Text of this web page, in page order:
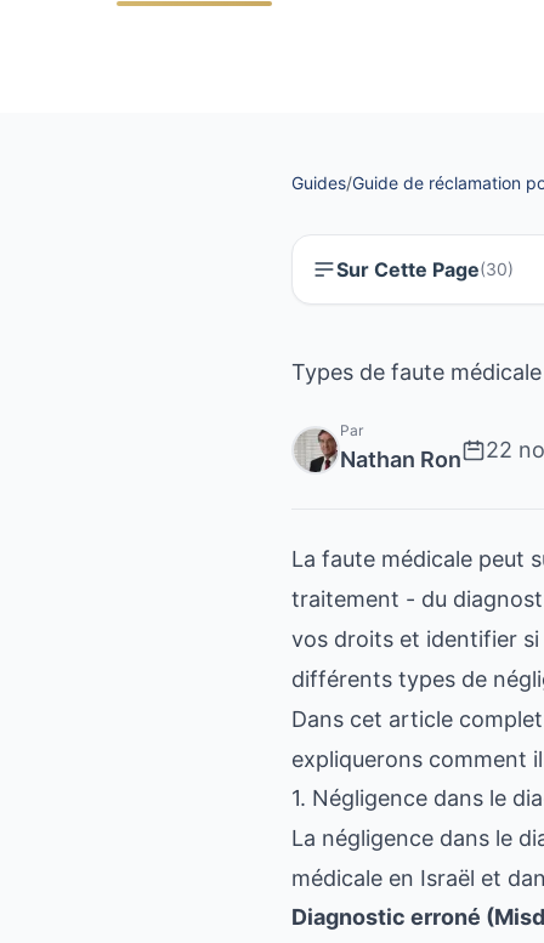
Guides/Guide de réclamation
Sur Cette Page(30)
Types de faute
Par
Nathan Ron 22
La faute médicale peut
traitement - du
vos droits et identifier
différents types de
Dans cet article
expliquerons comment
1. Négligence dans le
La négligence dans le
médicale en Israël et
Diagnostic erroné